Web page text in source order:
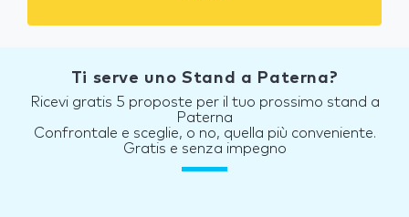
Ti serve uno Stand a Paterna?
Ricevi gratis 5 proposte per il tuo prossimo stand a
Paterna
Confrontale e sceglie, o no, quella più conveniente.
Gratis e senza impegno